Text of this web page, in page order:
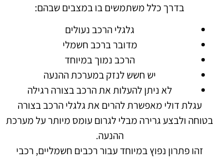
בדרך כלל משתמשים בו במצבים שבהם:
גלגלי הרכב נעולים
מדובר ברכב חשמלי
הרכב נמוך במיוחד
יש חשש לנזק במערכת ההנעה
לא ניתן להעלות את הרכב בצורה רגילה
עגלת דולי מאפשרת להרים את גלגלי הרכב בצורה
בטוחה ולבצע גרירה מבלי לגרום עומס מיותר על מערכת
ההנעה.
זהו פתרון נפוץ במיוחד עבור רכבים חשמליים, רכבי